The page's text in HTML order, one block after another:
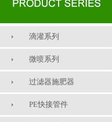
滴灌系列
微喷系列
过滤器施肥器
PE快接管件